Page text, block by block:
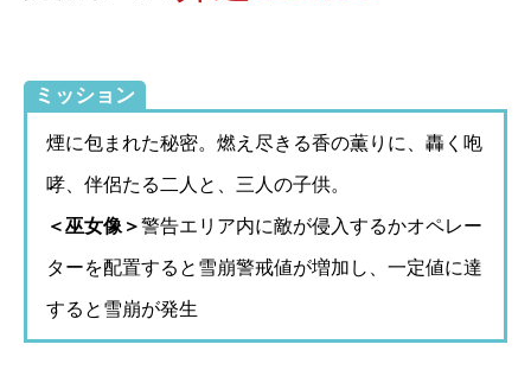
ミッション
煙に包まれた秘密。燃え尽きる香の薫りに、轟く咆
哮、伴侶たる二人と、三人の子供。
＜巫女像＞警告エリア内に敵が侵入するかオペレー
ターを配置すると雪崩警戒値が増加し、一定値に達
すると雪崩が発生